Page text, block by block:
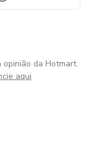
da Hotmart.
aqui